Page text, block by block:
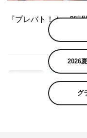
『プレバト！！』3
2026
グ